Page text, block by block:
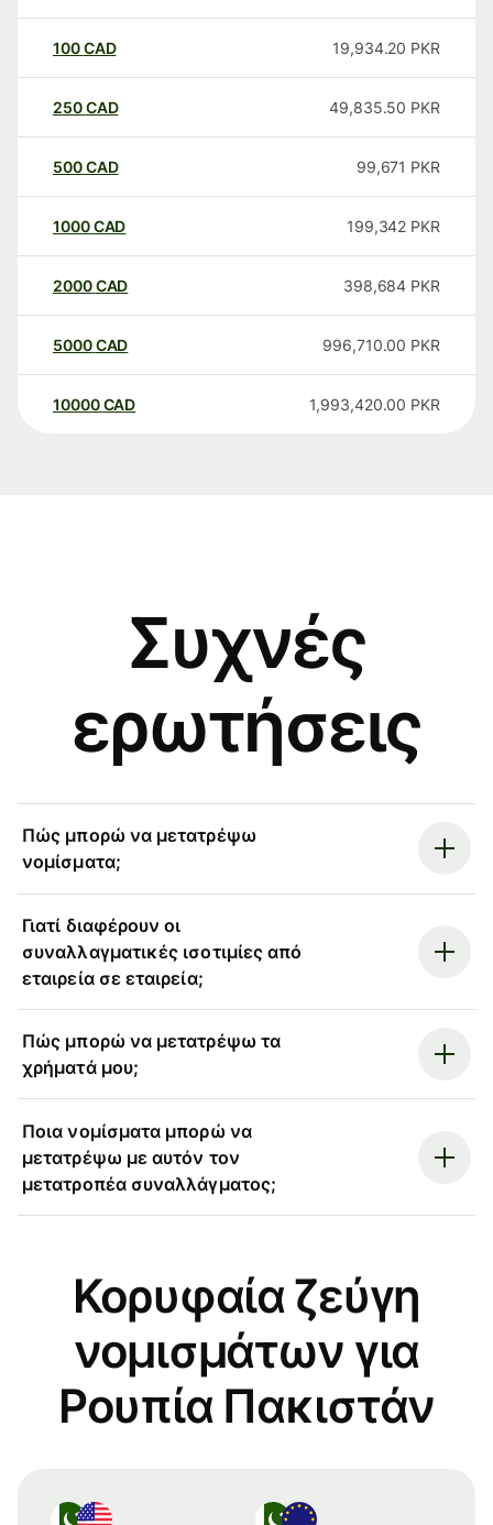
100CAD 19,934.20 PKR
250CAD 49,835.50 PKR
500CAD 99,671 PKR
1000CAD 199,342 PKR
2000CAD 398,684 PKR
5000CAD 996,710.00 PKR
10000 CAD 1,993,420.00 PKR
Συχνές
ερωτήσεις
Πώς μπορώ να μετατρέψω
νομίσματα;
Γιατί διαφέρουν οι
συναλλαγματικές ισοτιμίες από
εταιρεία σε εταιρεία;
Πώς μπορώ να μετατρέψω τα
χρήματά μου;
Ποια νομίσματα μπορώ να
μετατρέψω με αυτόν τον
μετατροπέα συναλλάγματος;
Κορυφαία ζεύγη
νομισμάτων για
Ρουπία Πακιστάν